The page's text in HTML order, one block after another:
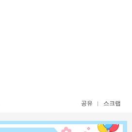
공유 스크랩